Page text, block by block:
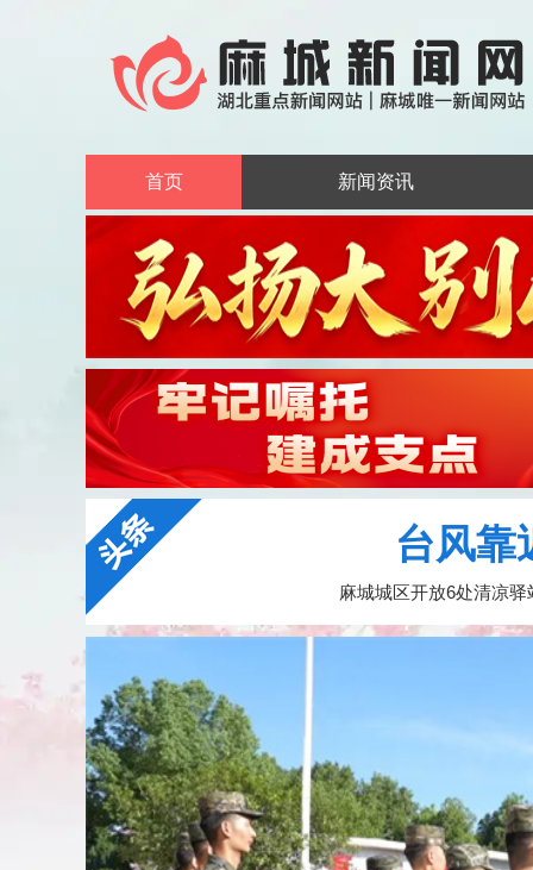
首页 新闻资讯
台风
麻城城区开放6处清凉驿